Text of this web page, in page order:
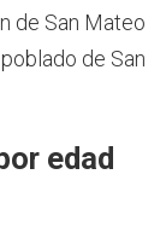
de San Mateo
de San
edad